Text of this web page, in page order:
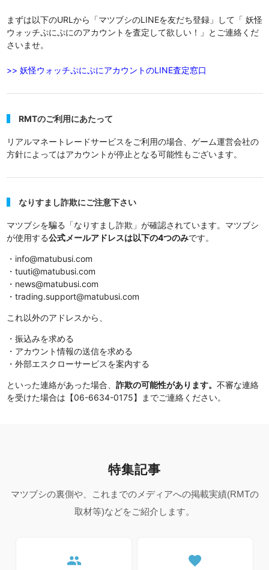
まずは以下のURLから「マツブシのLINEを友だち登録」して「 妖怪
ウォッチぷにぷにのアカウントを査定して欲しい！」とご連絡くだ
さいませ。
>> 妖怪ウォッチぷにぷにアカウントのLINE査定窓口
RMTのご利用にあたって
リアルマネートレードサービスをご利用の場合、ゲーム運営会社の
方針によってはアカウントが停止となる可能性もございます。
なりすまし詐欺にご注意下さい
マツブシを騙る「なりすまし詐欺」が確認されています。マツブシ
が使用する公式メールアドレスは以下の4つのみです。
・info@matubusi.com
・tuuti@matubusi.com
・news@matubusi.com
・trading.support@matubusi.com
これ以外のアドレスから、
・振込みを求める
・アカウント情報の送信を求める
・外部エスクローサービスを案内する
といった連絡があった場合、 詐欺の可能性があります。 不審な連絡
を受けた場合は【06-6634-0175】までご連絡ください。
特集記事
マツブシの裏側や、これまでのメディアへの掲載実績(RMTの
取材等)などをご紹介します。
people favorite